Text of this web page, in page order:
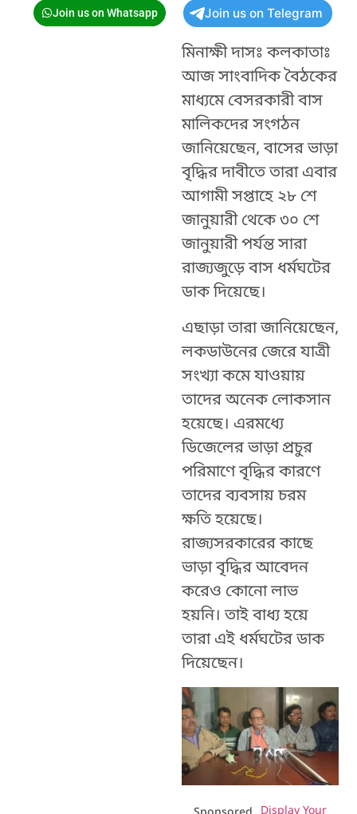
Join us on Whatsapp Join us on Telegram
মিনাক্ষী দাসঃ কলকাতাঃ
আজ সাংবাদিক বৈঠকের
মাধ্যমে বেসরকারী বাস
মালিকদের সংগঠন
জানিয়েছেন, বাসের ভাড়া
বৃদ্ধির দাবীতে তারা এবার
আগামী সপ্তাহে ২৮ শে
জানুয়ারী থেকে ৩০ শে
জানুয়ারী পর্যন্ত সারা
রাজ্যজুড়ে বাস ধর্মঘটের
ডাক দিয়েছে।
এছাড়া তারা জানিয়েছেন,
লকডাউনের জেরে যাত্রী
সংখ্যা কমে যাওয়ায়
তাদের অনেক লোকসান
হয়েছে। এরমধ্যে
ডিজেলের ভাড়া প্রচুর
পরিমাণে বৃদ্ধির কারণে
তাদের ব্যবসায় চরম
ক্ষতি হয়েছে।
রাজ্যসরকারের কাছে
ভাড়া বৃদ্ধির আবেদন
করেও কোনো লাভ
হয়নি। তাই বাধ্য হয়ে
তারা এই ধর্মঘটের ডাক
দিয়েছেন।